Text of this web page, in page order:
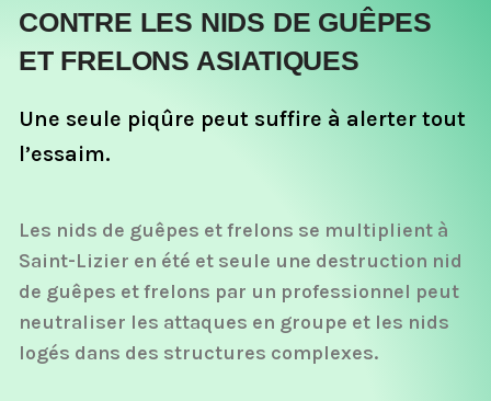
CONTRE LES NIDS DE GUÊPES
ET FRELONS ASIATIQUES
Une seule piqûre peut suffire à alerter tout
l’essaim.
Les nids de guêpes et frelons se multiplient à
Saint-Lizier en été et seule une destruction nid
de guêpes et frelons par un professionnel peut
neutraliser les attaques en groupe et les nids
logés dans des structures complexes.